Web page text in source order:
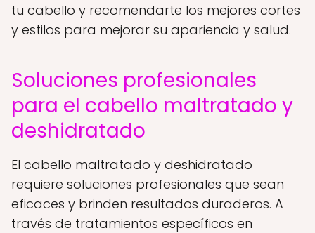
tu cabello y recomendarte los mejores cortes
y estilos para mejorar su apariencia y salud.
Soluciones profesionales
para el cabello maltratado y
deshidratado
El cabello maltratado y deshidratado
requiere soluciones profesionales que sean
eficaces y brinden resultados duraderos. A
través de tratamientos específicos en